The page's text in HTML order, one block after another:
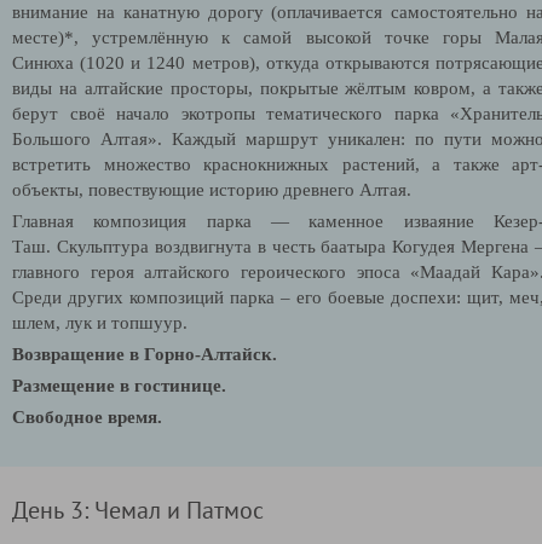
внимание на канатную дорогу (оплачивается самостоятельно
месте)*, устремлённую к самой высокой точке горы
Синюха (1020 и 1240 метров), откуда открываются
виды на алтайские просторы, покрытые жёлтым ковром, а
берут своё начало экотропы тематического парка
Большого Алтая». Каждый маршрут уникален: по пути
встретить множество краснокнижных растений, а также
объекты, повествующие историю древнего Алтая.
Главная композиция парка — каменное изваяние
Таш. Скульптура воздвигнута в честь баатыра Когудея Мергена
главного героя алтайского героического эпоса «Маадай
Среди других композиций парка – его боевые доспехи: щит,
шлем, лук и топшуур.
Возвращение в Горно-Алтайск.
Размещение в гостинице.
Свободное время.
День 3: Чемал и Патмос